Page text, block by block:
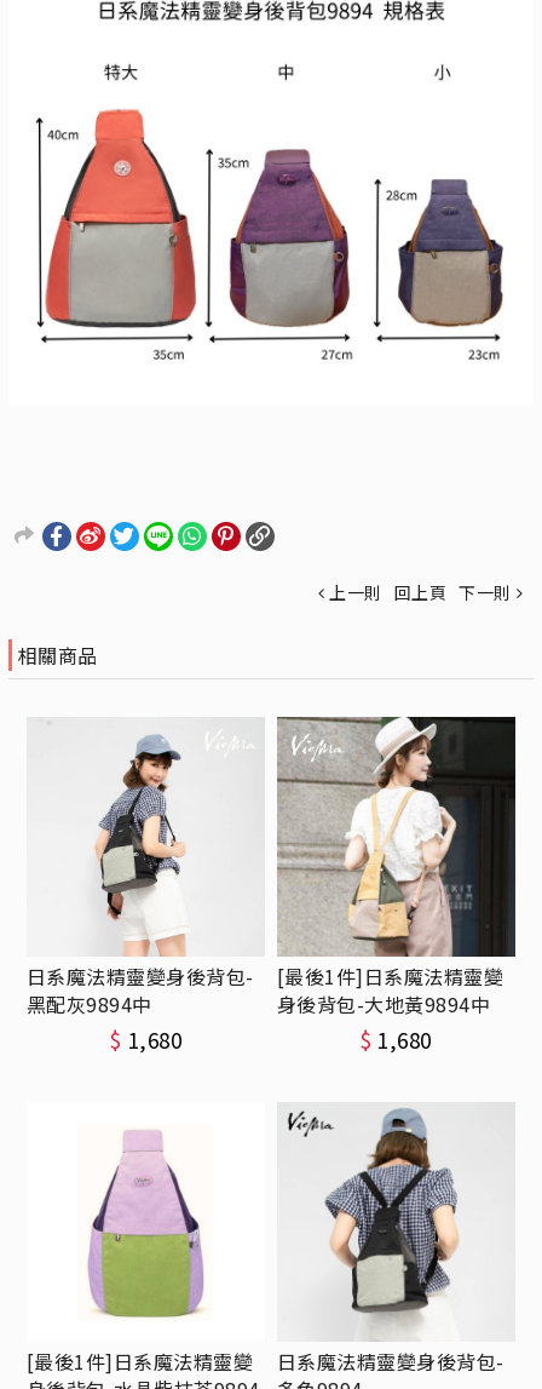
上一則 回上頁 下一則
相關商品
日系魔法精靈變身後背包-
黑配灰9894中
$ 1,680
[最後1件]日系魔法精靈變
身後背包-大地黃9894中
$ 1,680
[最後1件]日系魔法精靈變
日系魔法精靈變身後背包-